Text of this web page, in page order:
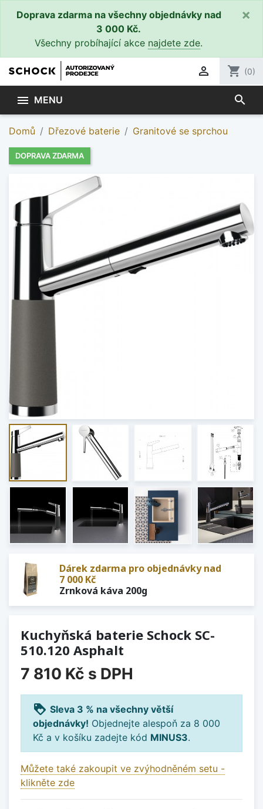
Doprava zdarma na všechny objednávky nad
3 000 Kč.
Všechny probíhající akce najdete zde.
×
 shopping_cart (0)
 MENU search
Domů Dřezové baterie Granitové se sprchou
DOPRAVA ZDARMA
Dárek zdarma pro objednávky nad
7 000 Kč
Zrnková káva 200g
Kuchyňská baterie Schock SC-
510.120 Asphalt
7 810 Kč s DPH
loyalty Sleva 3 % na všechny větší
objednávky! Objednejte alespoň za 8 000
Kč a v košíku zadejte kód MINUS3.
Můžete také zakoupit ve zvýhodněném setu -
klikněte zde